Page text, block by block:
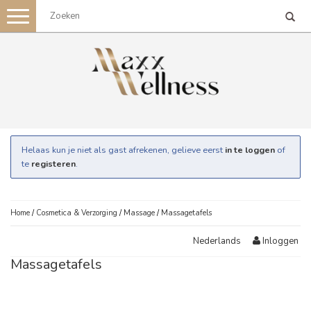
Toggle
navigation
Helaas kun je niet als gast afrekenen, gelieve eerst in te loggen of
te registeren.
Home / Cosmetica & Verzorging / Massage / Massagetafels
Nederlands Inloggen
Massagetafels